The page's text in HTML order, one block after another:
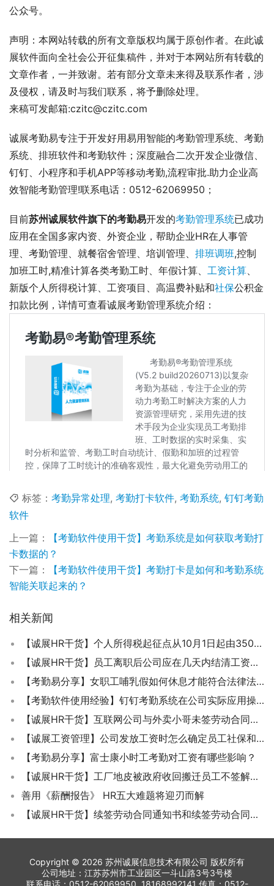
公众号。
声明：本网站转载的所有文章版权均属于原创作者。在此诚
展软件面向全社会公开征集稿件，并对于本网站所有转载的
文章作者，一并致谢。若有部分文章未来得及联系作者，涉
及侵权，请及时与我们联系，将予删除处理。
来稿可发邮箱:czitc@czitc.com
诚展考勤易专注于开发好用易用智能的考勤管理系统、考勤
系统、排班软件和考勤软件；深度融合二次开发企业微信、
钉钉、小程序和手机APP等移动考勤,流程审批.助力企业高
效智能考勤管理!联系电话：0512-62069950；
目前苏州诚展软件旗下的考勤易开发的考勤管理系统已成功
应用在全国多家内资、外资企业，帮助企业HR在人事管
理、考勤管理、就餐宿舍管理、培训管理、 排班调班,控制
加班工时,精准计算各类考勤工时、年假计算、 工资计算
新版个人所得税计算、工资项目、高温费补贴和社保公积金
扣款比例，详情可查看诚展考勤管理系统介绍：
标签： 考勤异常处理, 考勤打卡软件, 考勤系统, 钉钉考勤
软件
上一篇：
【考勤软件使用干货】考勤系统是如何获取考勤打
卡数据的？
下一篇：
【考勤软件使用干货】考勤打卡是如何和考勤系统
智能关联起来的？
相关新闻
【诚展HR干货】个人所得税起征点从10月1日起由3500提高到5000每月
【诚展HR干货】员工离职后公司应在几天内结清工资才是合理合法的？
【考勤易分享】女职工哺乳假如何休息才能符合法律法规规定？
【考勤软件使用经验】钉钉考勤系统在公司实际应用操作指南
【诚展HR干货】互联网公司与外卖小哥未签劳动合同是否符合劳动关系特征？
【诚展工资管理】公司发放工资时怎么确定员工社保和公积金缴纳基数？
【考勤易分享】富士康小时工考勤对工资有哪些影响？
【诚展HR干货】工厂地皮被政府收回搬迁员工不签解除劳动合同协议有什么后果?
善用《薪酬报告》 HR五大难题将迎刃而解
【诚展HR干货】续签劳动合同通知书和续签劳动合同有什么区别？
Copyright © 2026 苏州诚展信息技术有限公司 版权所有
公司地址：江苏苏州市工业园区一斗山路3号3号楼
联系电话：0512-62069950 18168992141 传真：0512-